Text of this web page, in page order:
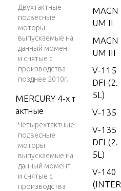
Двухтактные
подвесные
моторы
выпускаемые на
данный момент
и снятые с
производства
позднее 2010г.
MERCURY 4-х т
актные
Четырехтактные
подвесные
моторы
выпускаемые на
данный момент
и снятые с
производства
MAGN
UM II
MAGN
UM III
V-115
DFI (2.
5L)
V-135
V-135
DFI (2.
5L)
V-140
(INTER